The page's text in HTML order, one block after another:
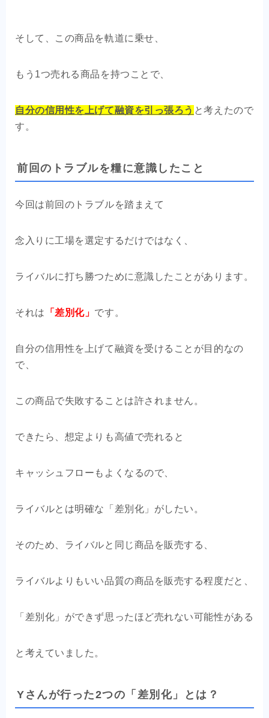
そして、この商品を軌道に乗せ、
もう1つ売れる商品を持つことで、
自分の信用性を上げて融資を引っ張ろう と考えたので
す。
前回のトラブルを糧に意識したこと
今回は前回のトラブルを踏まえて
念入りに工場を選定するだけではなく、
ライバルに打ち勝つために意識したことがあります。
それは 「差別化」 です。
自分の信用性を上げて融資を受けることが目的なの
で、
この商品で失敗することは許されません。
できたら、想定よりも高値で売れると
キャッシュフローもよくなるので、
ライバルとは明確な「差別化」がしたい。
そのため、ライバルと同じ商品を販売する、
ライバルよりもいい品質の商品を販売する程度だと、
「差別化」ができず思ったほど売れない可能性がある
と考えていました。
Yさんが行った2つの「差別化」とは？